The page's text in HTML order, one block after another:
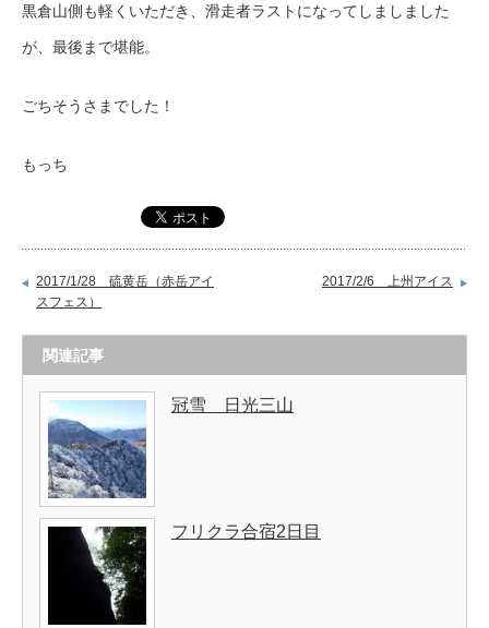
黒倉山側も軽くいただき、滑走者ラストになってしましました
が、最後まで堪能。
ごちそうさまでした！
もっち
2017/1/28 硫黄岳（赤岳アイ
スフェス）
2017/2/6 上州アイス
関連記事
冠雪 日光三山
フリクラ合宿2日目